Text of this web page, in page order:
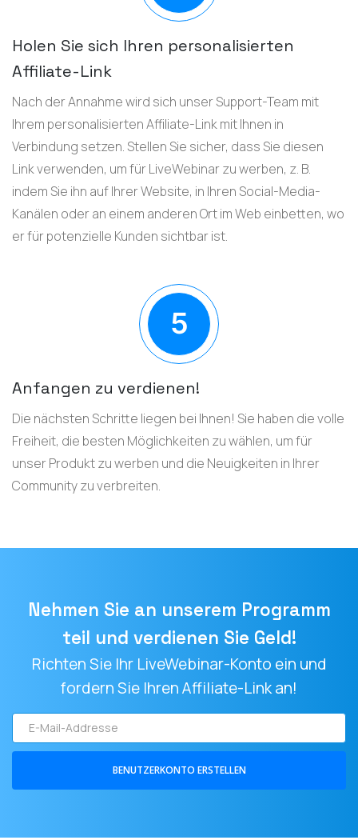
Holen Sie sich Ihren personalisierten
Affiliate-Link
Nach der Annahme wird sich unser Support-Team mit
Ihrem personalisierten Affiliate-Link mit Ihnen in
Verbindung setzen. Stellen Sie sicher, dass Sie diesen
Link verwenden, um für LiveWebinar zu werben, z. B.
indem Sie ihn auf Ihrer Website, in Ihren Social-Media-
Kanälen oder an einem anderen Ort im Web einbetten, wo
er für potenzielle Kunden sichtbar ist.
Anfangen zu verdienen!
Die nächsten Schritte liegen bei Ihnen! Sie haben die volle
Freiheit, die besten Möglichkeiten zu wählen, um für
unser Produkt zu werben und die Neuigkeiten in Ihrer
Community zu verbreiten.
Nehmen Sie an unserem Programm
teil und verdienen Sie Geld!
Richten Sie Ihr LiveWebinar-Konto ein und
fordern Sie Ihren Affiliate-Link an!
Mail-
BENUTZERKONTO ERSTELLEN